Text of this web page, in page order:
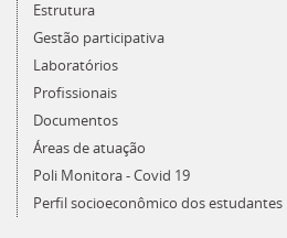
Estrutura
Gestão participativa
Laboratórios
Profissionais
Documentos
Áreas de atuação
Poli Monitora - Covid 19
Perfil socioeconômico dos estudantes